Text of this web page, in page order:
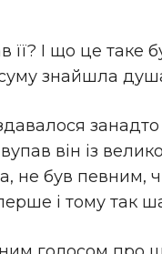
її? І що це
знайшла
він із
не був певним,
і тому так